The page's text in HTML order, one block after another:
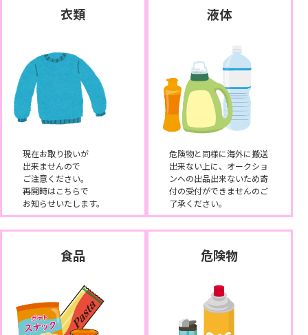
衣類
現在お取り扱いが
出来ませんので
ご注意ください。
再開時はこちらで
お知らせいたします。
液体
危険物と同様に海外に搬送
出来ない上に、オークショ
ンへの出品出来ないため寄
付の受付ができませんのご
了承ください。
食品 危険物